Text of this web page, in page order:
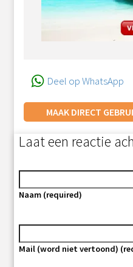
Deel op WhatsApp
MAAK DIRECT
Laat een reactie
Naam (required)
Mail (word niet vertoond)